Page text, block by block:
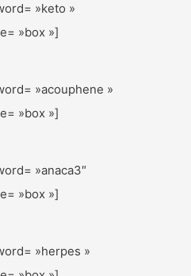
»keto »
»box »]
»acouphene »
»box »]
»anaca3″
»box »]
»herpes »